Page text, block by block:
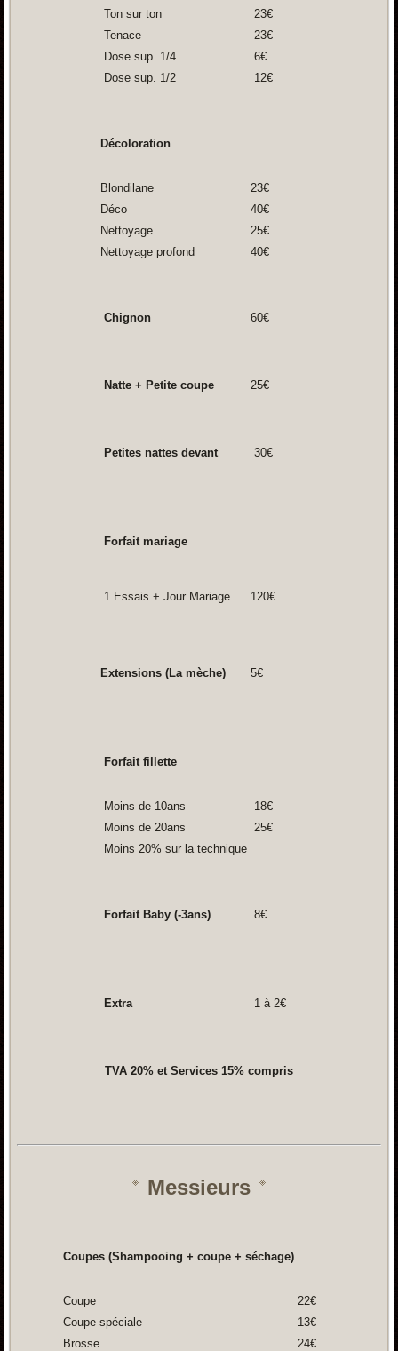
Ton sur ton
23€
Tenace
23€
Dose sup. 1/4
6€
Dose sup. 1/2
12€
Décoloration
Blondilane
23€
Déco
40€
Nettoyage
25€
Nettoyage profond
40€
Chignon 60€
Natte + Petite coupe 25€
Petites nattes devant 30€
Forfait mariage
1 Essais + Jour Mariage 120€
Extensions (La mèche) 5€
Forfait fillette
Moins de 10ans
18€
Moins de 20ans
25€
Moins 20% sur la technique
Forfait Baby (-3ans) 8€
Extra 1 à 2€
TVA 20% et Services 15% compris
Messieurs
Coupes (Shampooing + coupe + séchage)
Coupe
22€
Coupe spéciale
13€
Brosse
24€